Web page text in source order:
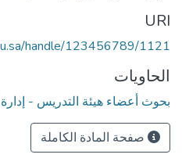
URI
handle/123456789/1121
الحاويات
بحوث أعضاء هيئة التدريس - إدارة
صفحة المادة الكاملة